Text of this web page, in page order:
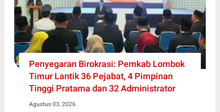
Penyegaran Birokrasi: Pemkab Lombok
Timur Lantik 36 Pejabat, 4 Pimpinan
Tinggi Pratama dan 32 Administrator
Agustus 03, 2026